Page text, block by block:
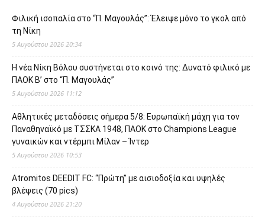
Φιλική ισοπαλία στο “Π. Μαγουλάς”: Έλειψε μόνο το γκολ από
τη Νίκη
5 Αυγούστου 2026 20:34
Η νέα Νίκη Βόλου συστήνεται στο κοινό της: Δυνατό φιλικό με
ΠΑΟΚ Β’ στο “Π. Μαγουλάς”
5 Αυγούστου 2026 11:12
Αθλητικές μεταδόσεις σήμερα 5/8: Ευρωπαϊκή μάχη για τον
Παναθηναϊκό με ΤΣΣΚΑ 1948, ΠΑΟΚ στο Champions League
γυναικών και ντέρμπι Μίλαν – Ίντερ
5 Αυγούστου 2026 10:53
Atromitos DEEDIT FC: “Πρώτη” με αισιοδοξία και υψηλές
βλέψεις (70 pics)
4 Αυγούστου 2026 21:20